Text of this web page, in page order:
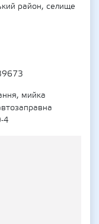
район, селище
мийка
4